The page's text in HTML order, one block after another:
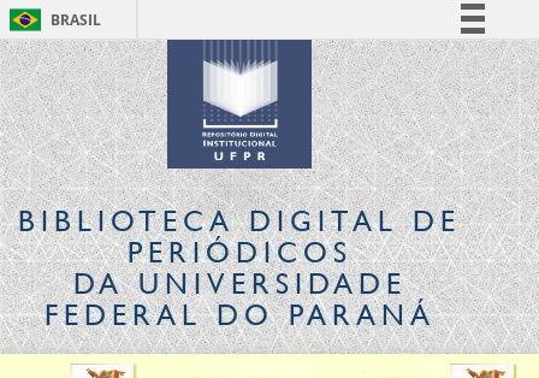
BRASIL
Simplifique!
Comunica BR
Participe
Acesso à informação
Legislação
Canais
BIBLIOTECA DIGITALDE
PERIÓDICOS
DA UNIVERSIDADE
FEDERAL DO PARANÁ